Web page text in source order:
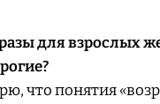
для взрослых
что понятия